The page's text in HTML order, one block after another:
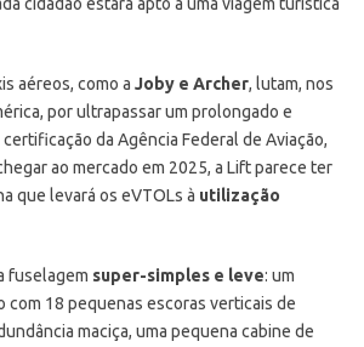
aéreos, como a Joby e Archer, lutam, nos
por ultrapassar um prolongado e
da Agência Federal de Aviação,
ao mercado em 2025, a Lift parece ter
que levará os eVTOLs à utilização
fuselagem super-simples e leve: um
18 pequenas escoras verticais de
maciça, uma pequena cabine de